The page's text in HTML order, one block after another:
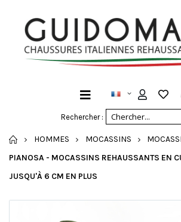
Rechercher :
ACCUEIL
HOMMES MOCASSINS
PIANOSA - MOCASSINS REHAUSSANTS EN
JUSQU'À 6 CM EN PLUS